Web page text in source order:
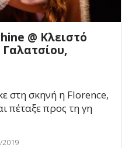
@ Κλειστό
στη σκηνή η Florence,
πέταξε προς τη γη